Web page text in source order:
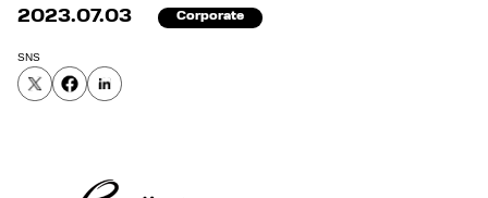
2023.07.03 Corporate
SNS